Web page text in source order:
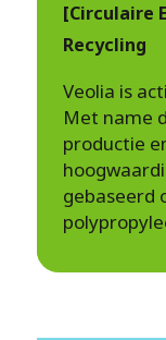
[Circulaire
Recycling
Veolia is
Met name
productie
gebaseerd